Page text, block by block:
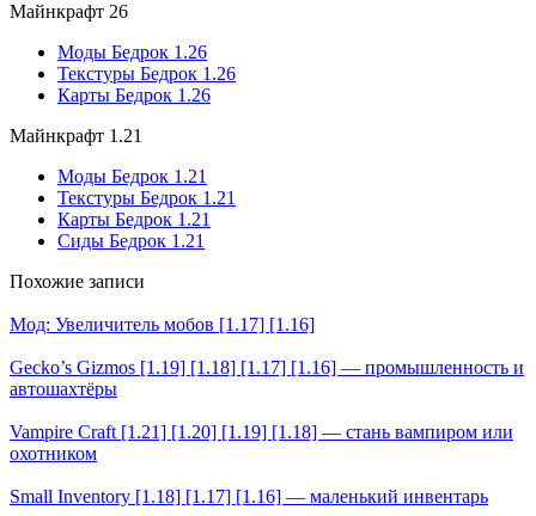
Майнкрафт 26
Моды Бедрок 1.26
Текстуры Бедрок 1.26
Карты Бедрок 1.26
Майнкрафт 1.21
Моды Бедрок 1.21
Текстуры Бедрок 1.21
Карты Бедрок 1.21
Сиды Бедрок 1.21
Похожие записи
Мод: Увеличитель мобов [1.17] [1.16]
Gecko’s Gizmos [1.19] [1.18] [1.17] [1.16] — промышленность и
автошахтёры
Vampire Craft [1.21] [1.20] [1.19] [1.18] — стань вампиром или
охотником
Small Inventory [1.18] [1.17] [1.16] — маленький инвентарь